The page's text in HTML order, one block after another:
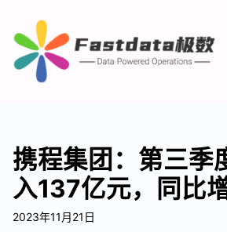
携程集团：第三季
入137亿元，同比
2023年11月21日